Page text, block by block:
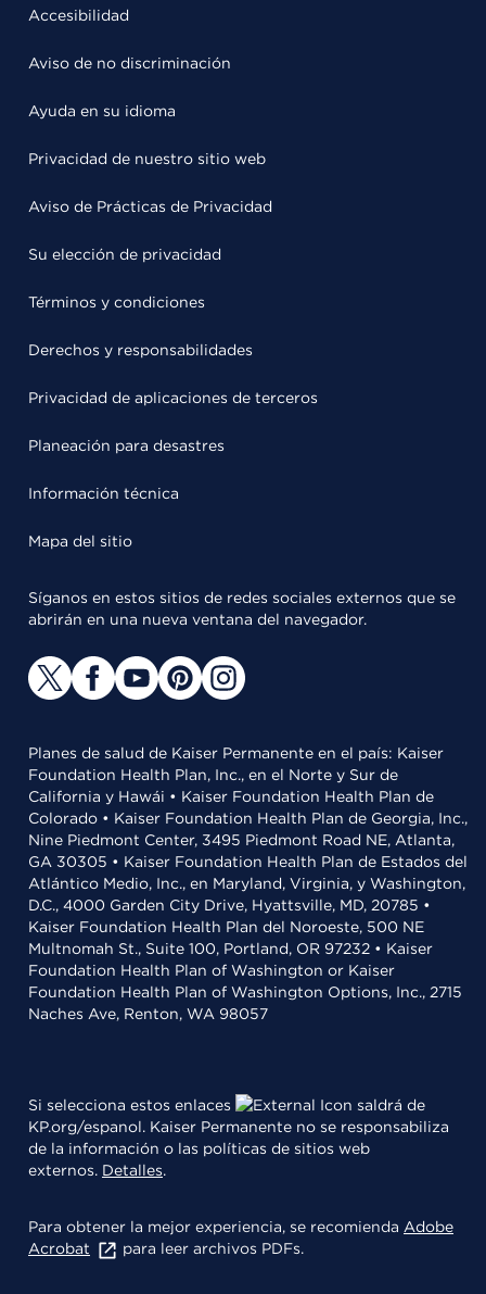
Accesibilidad
Aviso de no discriminación
Ayuda en su idioma
Privacidad de nuestro sitio web
Aviso de Prácticas de Privacidad
Su elección de privacidad
Términos y condiciones
Derechos y responsabilidades
Privacidad de aplicaciones de terceros
Planeación para desastres
Información técnica
Mapa del sitio
Síganos en estos sitios de redes sociales externos que se
abrirán en una nueva ventana del navegador.
Planes de salud de Kaiser Permanente en el país: Kaiser
Foundation Health Plan, Inc., en el Norte y Sur de
California y Hawái • Kaiser Foundation Health Plan de
Colorado • Kaiser Foundation Health Plan de Georgia, Inc.,
Nine Piedmont Center, 3495 Piedmont Road NE, Atlanta,
GA 30305 • Kaiser Foundation Health Plan de Estados del
Atlántico Medio, Inc., en Maryland, Virginia, y Washington,
D.C., 4000 Garden City Drive, Hyattsville, MD, 20785 •
Kaiser Foundation Health Plan del Noroeste, 500 NE
Multnomah St., Suite 100, Portland, OR 97232 • Kaiser
Foundation Health Plan of Washington or Kaiser
Foundation Health Plan of Washington Options, Inc., 2715
Naches Ave, Renton, WA 98057
Si selecciona estos enlaces
saldrá de
KP.org/espanol. Kaiser Permanente no se responsabiliza
de la información o las políticas de sitios web
externos. Detalles.
Para obtener la mejor experiencia, se recomienda Adobe
Acrobat
para leer archivos PDFs.